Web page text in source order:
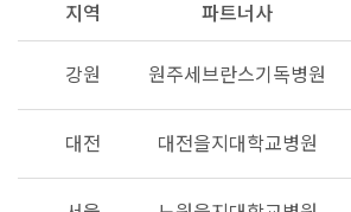
지역 파트너사
강원 원주세브란스기독병원
대전 대전을지대학교병원